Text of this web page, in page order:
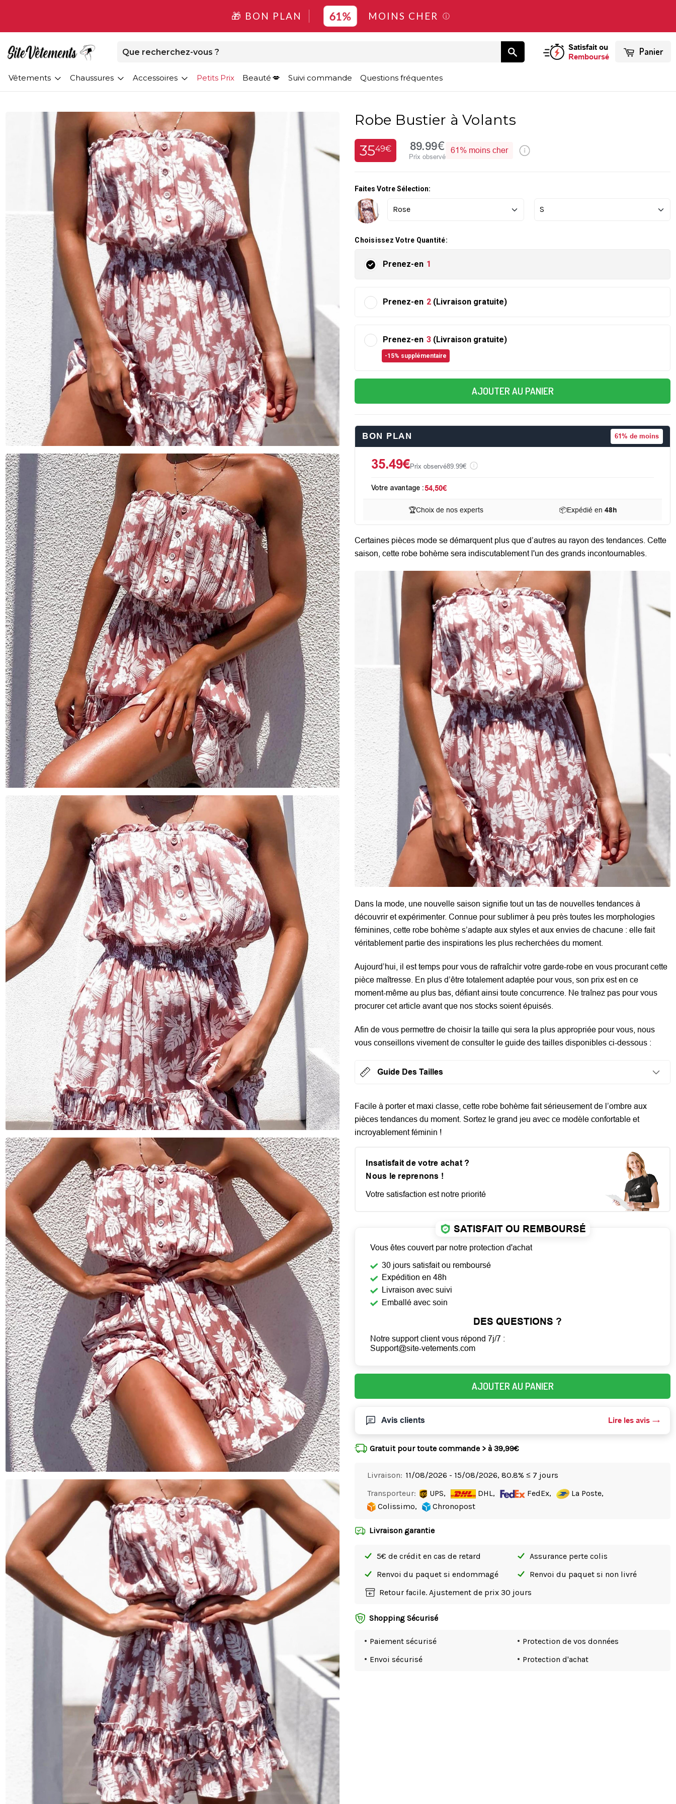
🎁 BON PLAN 61% MOINS CHER ⓘ
Satisfait ou
Remboursé
Panier
Vêtements Chaussures Accessoires Petits Prix Beauté Suivi commande Questions fréquentes
Robe Bustier à Volants
3549€ 89.99€
Prix observé
61% moins cher
Faites Votre Sélection:
Choisissez Votre Quantité:
Prenez-en 1
Prenez-en 2 (Livraison gratuite)
Prenez-en 3 (Livraison gratuite)
-15% supplémentaire
AJOUTER AU PANIER
BON PLAN 61% de moins
35.49€Prix observé89.99€
Votre avantage :54,50€
🏆Choix de nos experts 📦Expédié en 48h
Certaines pièces mode se démarquent plus que d’autres au rayon des tendances. Cette
saison, cette robe bohème sera indiscutablement l'un des grands incontournables.
Dans la mode, une nouvelle saison signifie tout un tas de nouvelles tendances à
découvrir et expérimenter. Connue pour sublimer à peu près toutes les morphologies
féminines, cette robe bohème s’adapte aux styles et aux envies de chacune : elle fait
véritablement partie des inspirations les plus recherchées du moment.
Aujourd’hui, il est temps pour vous de rafraîchir votre garde-robe en vous procurant cette
pièce maîtresse. En plus d’être totalement adaptée pour vous, son prix est en ce
moment-même au plus bas, défiant ainsi toute concurrence. Ne traînez pas pour vous
procurer cet article avant que nos stocks soient épuisés.
Afin de vous permettre de choisir la taille qui sera la plus appropriée pour vous, nous
vous conseillons vivement de consulter le guide des tailles disponibles ci-dessous :
Guide Des Tailles
Facile à porter et maxi classe, cette robe bohème fait sérieusement de l’ombre aux
pièces tendances du moment. Sortez le grand jeu avec ce modèle confortable et
incroyablement féminin !
Insatisfait de votre achat ?
Nous le reprenons !
Votre satisfaction est notre priorité
SATISFAIT OU REMBOURSÉ
Vous êtes couvert par notre protection d'achat
30 jours satisfait ou remboursé
Expédition en 48h
Livraison avec suivi
Emballé avec soin
DES QUESTIONS ?
Notre support client vous répond 7j/7 :
Support@site-vetements.com
AJOUTER AU PANIER
Avis clients Lire les avis
Gratuit pour toute commande > à 39,99€
Livraison: 11/08/2026 - 15/08/2026,80.8% ≤ 7 jours
Transporteur:
UPS, DHL, FedEx,
La Poste,
Colissimo,
Chronopost
Livraison garantie
5€ de crédit en cas de retard
Assurance perte colis
Renvoi du paquet si endommagé
Renvoi du paquet si non livré
Retour facile. Ajustement de prix 30 jours
Shopping Sécurisé
Paiement sécurisé
Protection de vos données
Envoi sécurisé
Protection d'achat